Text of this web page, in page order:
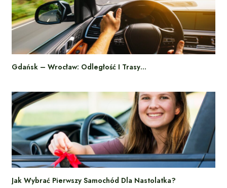
Gdańsk – Wrocław: Odległość I Trasy…
Jak Wybrać Pierwszy Samochód Dla Nastolatka?